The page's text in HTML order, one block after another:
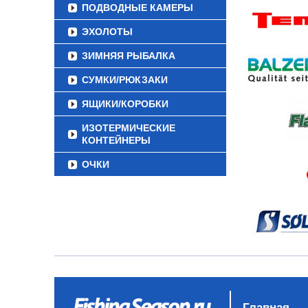
ПОДВОДНЫЕ КАМЕРЫ
ЭХОЛОТЫ
ЗИМНЯЯ РЫБАЛКА
СУМКИ/РЮКЗАКИ
ЯЩИКИ/КОРОБКИ
ИЗОТЕРМИЧЕСКИЕ
КОНТЕЙНЕРЫ
ОЧКИ